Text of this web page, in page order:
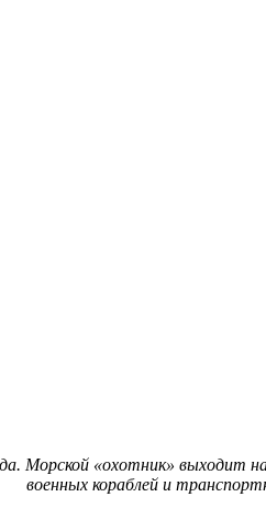
Морской «охотник» выходит
военных кораблей и